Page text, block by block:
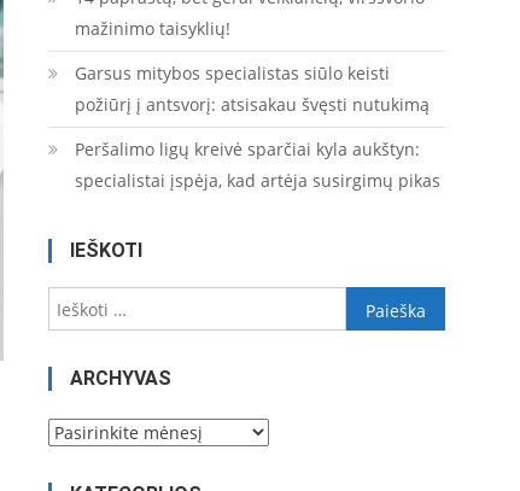
mažinimo taisyklių!
Garsus mitybos specialistas siūlo keisti
požiūrį į antsvorį: atsisakau švęsti nutukimą
Peršalimo ligų kreivė sparčiai kyla aukštyn:
specialistai įspėja, kad artėja susirgimų pikas
IEŠKOTI
Ieškoti:
ARCHYVAS
Archyvas